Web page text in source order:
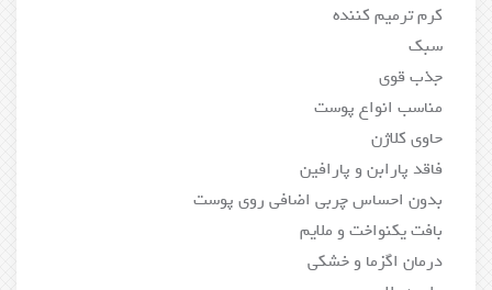
کرم ترمیم کننده
سبک
جذب قوی
مناسب انواع پوست
حاوی کلاژن
فاقد پارابن و پارافین
بدون احساس چربی اضافی روی پوست
بافت یکنواخت و ملایم
درمان اگزما و خشکی